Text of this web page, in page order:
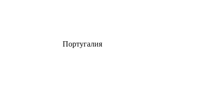
Португалия